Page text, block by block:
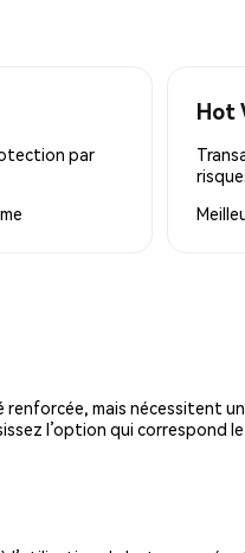
par
Hot
mais nécessitent
l’option qui correspond le